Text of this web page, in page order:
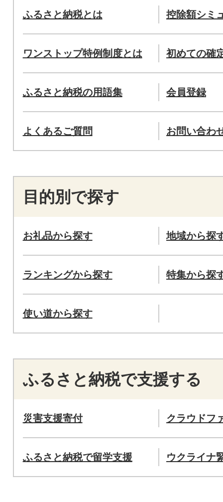
ふるさと納税とは 控除額シミ
ワンストップ特例制度とは 初めての確
ふるさと納税の用語集 会員登録
よくあるご質問 お問い合わ
目的別で探す
お礼品から探す 地域から探
ランキングから探す 特集から探
使い道から探す
ふるさと納税で支援する
災害支援寄付 クラウドフ
ふるさと納税で留学支援 ウクライナ